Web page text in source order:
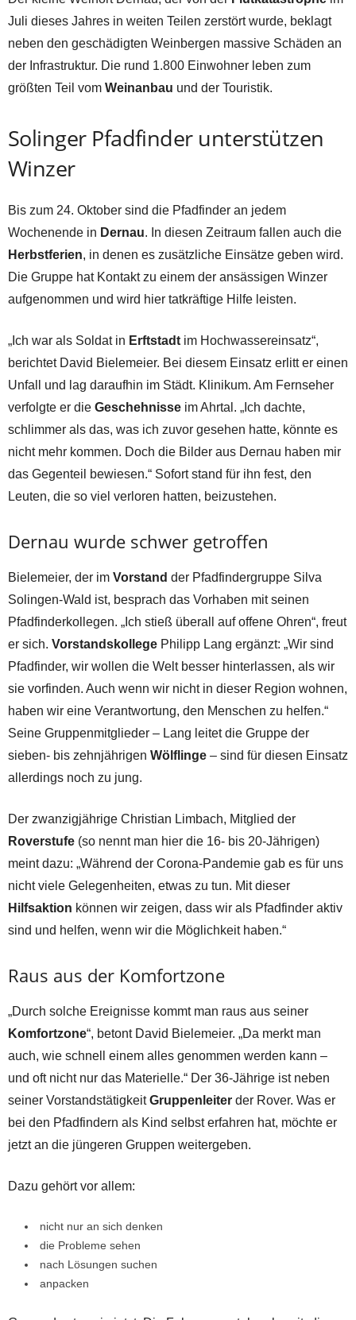
Juli dieses Jahres in weiten Teilen zerstört wurde, beklagt
neben den geschädigten Weinbergen massive Schäden an
der Infrastruktur. Die rund 1.800 Einwohner leben zum
größten Teil vom Weinanbau und der Touristik.
Solinger Pfadfinder unterstützen
Winzer
Bis zum 24. Oktober sind die Pfadfinder an jedem
Wochenende in Dernau. In diesen Zeitraum fallen auch die
Herbstferien, in denen es zusätzliche Einsätze geben wird.
Die Gruppe hat Kontakt zu einem der ansässigen Winzer
aufgenommen und wird hier tatkräftige Hilfe leisten.
„Ich war als Soldat in Erftstadt im Hochwassereinsatz“,
berichtet David Bielemeier. Bei diesem Einsatz erlitt er einen
Unfall und lag daraufhin im Städt. Klinikum. Am Fernseher
verfolgte er die Geschehnisse im Ahrtal. „Ich dachte,
schlimmer als das, was ich zuvor gesehen hatte, könnte es
nicht mehr kommen. Doch die Bilder aus Dernau haben mir
das Gegenteil bewiesen.“ Sofort stand für ihn fest, den
Leuten, die so viel verloren hatten, beizustehen.
Dernau wurde schwer getroffen
Bielemeier, der im Vorstand der Pfadfindergruppe Silva
Solingen-Wald ist, besprach das Vorhaben mit seinen
Pfadfinderkollegen. „Ich stieß überall auf offene Ohren“, freut
er sich. Vorstandskollege Philipp Lang ergänzt: „Wir sind
Pfadfinder, wir wollen die Welt besser hinterlassen, als wir
sie vorfinden. Auch wenn wir nicht in dieser Region wohnen,
haben wir eine Verantwortung, den Menschen zu helfen.“
Seine Gruppenmitglieder – Lang leitet die Gruppe der
sieben- bis zehnjährigen Wölflinge – sind für diesen Einsatz
allerdings noch zu jung.
Der zwanzigjährige Christian Limbach, Mitglied der
Roverstufe (so nennt man hier die 16- bis 20-Jährigen)
meint dazu: „Während der Corona-Pandemie gab es für uns
nicht viele Gelegenheiten, etwas zu tun. Mit dieser
Hilfsaktion können wir zeigen, dass wir als Pfadfinder aktiv
sind und helfen, wenn wir die Möglichkeit haben.“
Raus aus der Komfortzone
„Durch solche Ereignisse kommt man raus aus seiner
Komfortzone“, betont David Bielemeier. „Da merkt man
auch, wie schnell einem alles genommen werden kann –
und oft nicht nur das Materielle.“ Der 36-Jährige ist neben
seiner VorstandstätigkeitGruppenleiter der Rover. Was er
bei den Pfadfindern als Kind selbst erfahren hat, möchte er
jetzt an die jüngeren Gruppen weitergeben.
Dazu gehört vor allem:
nicht nur an sich denken
die Probleme sehen
nach Lösungen suchen
anpacken